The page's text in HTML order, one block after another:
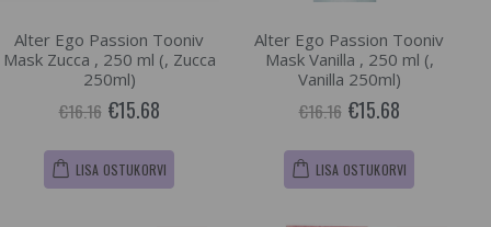
Alter Ego Passion Tooniv
Mask Zucca , 250 ml (, Zucca
250ml)
€16.16 €15.68
LISA OSTUKORVI
Alter Ego Passion Tooniv
Mask Vanilla , 250 ml (,
Vanilla 250ml)
€16.16 €15.68
LISA OSTUKORVI